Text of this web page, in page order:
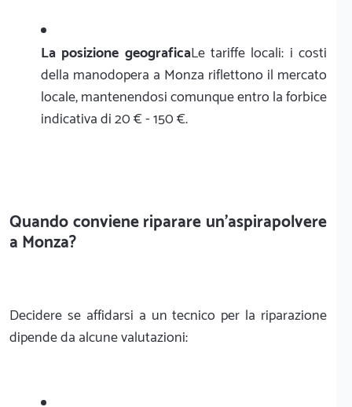
La posizione geograficaLe tariffe locali: i costi
della manodopera a Monza riflettono il mercato
locale, mantenendosi comunque entro la forbice
indicativa di 20 € - 150 €.
Quando conviene riparare un'aspirapolvere
a Monza?
Decidere se affidarsi a un tecnico per la riparazione
dipende da alcune valutazioni: